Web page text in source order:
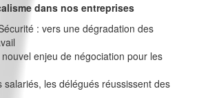
dans nos entreprises
: vers une dégradation des
nouvel enjeu de négociation pour les
salariés, les délégués réussissent des